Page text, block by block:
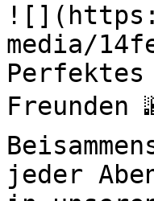
media/
Perfektes
jeder